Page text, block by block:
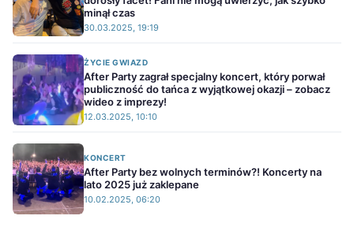
minął czas
30.03.2025, 19:19
ŻYCIE GWIAZD
After Party zagrał specjalny koncert, który porwał
publiczność do tańca z wyjątkowej okazji – zobacz
wideo z imprezy!
12.03.2025, 10:10
KONCERT
After Party bez wolnych terminów?! Koncerty na
lato 2025 już zaklepane
10.02.2025, 06:20